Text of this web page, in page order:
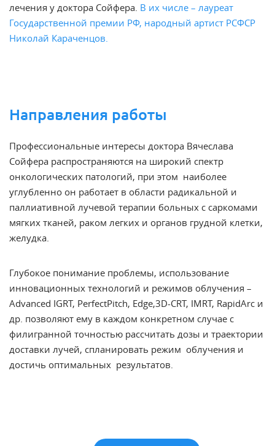
лечения у доктора Сойфера. В их числе – лауреат
Государственной премии РФ, народный артист РСФСР
Николай Караченцов.
Направления работы
Профессиональные интересы доктора Вячеслава
Сойфера распространяются на широкий спектр
онкологических патологий, при этом наиболее
углубленно он работает в области радикальной и
паллиативной лучевой терапии больных с саркомами
мягких тканей, раком легких и органов грудной клетки,
желудка.
Глубокое понимание проблемы, использование
инновационных технологий и режимов облучения –
Advanced IGRT, PerfectPitch, Edge,3D-CRT, IMRT, RapidArc и
др. позволяют ему в каждом конкретном случае с
филигранной точностью рассчитать дозы и траектории
доставки лучей, спланировать режим облучения и
достичь оптимальных результатов.